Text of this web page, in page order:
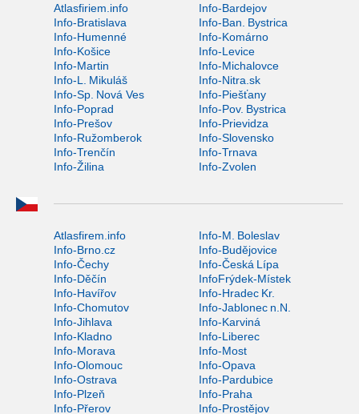
Atlasfiriem.info
Info-Bardejov
Info-Bratislava
Info-Ban. Bystrica
Info-Humenné
Info-Komárno
Info-Košice
Info-Levice
Info-Martin
Info-Michalovce
Info-L. Mikuláš
Info-Nitra.sk
Info-Sp. Nová Ves
Info-Piešťany
Info-Poprad
Info-Pov. Bystrica
Info-Prešov
Info-Prievidza
Info-Ružomberok
Info-Slovensko
Info-Trenčín
Info-Trnava
Info-Žilina
Info-Zvolen
Atlasfirem.info
Info-M. Boleslav
Info-Brno.cz
Info-Budějovice
Info-Čechy
Info-Česká Lípa
Info-Děčín
InfoFrýdek-Místek
Info-Havířov
Info-Hradec Kr.
Info-Chomutov
Info-Jablonec n.N.
Info-Jihlava
Info-Karviná
Info-Kladno
Info-Liberec
Info-Morava
Info-Most
Info-Olomouc
Info-Opava
Info-Ostrava
Info-Pardubice
Info-Plzeň
Info-Praha
Info-Přerov
Info-Prostějov